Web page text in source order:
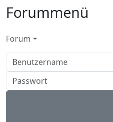
Forummenü
Forum